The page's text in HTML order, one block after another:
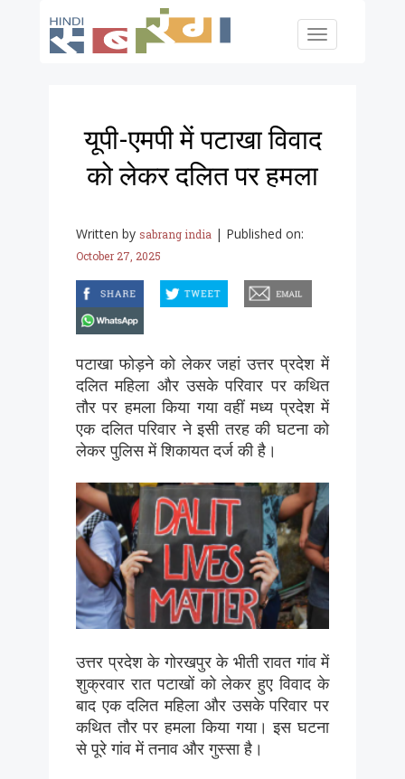
Toggle
यूपी-एमपी में पटाखा विवाद
को लेकर दलित पर हमला
Written by sabrang india | Published on:
October 27, 2025
पटाखा फोड़ने को लेकर जहां उत्तर प्रदेश में
दलित महिला और उसके परिवार पर कथित
तौर पर हमला किया गया वहीं मध्य प्रदेश में
एक दलित परिवार ने इसी तरह की घटना को
लेकर पुलिस में शिकायत दर्ज की है।
उत्तर प्रदेश के गोरखपुर के भीती रावत गांव में
शुक्रवार रात पटाखों को लेकर हुए विवाद के
बाद एक दलित महिला और उसके परिवार पर
कथित तौर पर हमला किया गया। इस घटना
से पूरे गांव में तनाव और गुस्सा है।